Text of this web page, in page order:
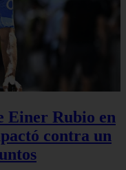
Einer Rubio en
contra un